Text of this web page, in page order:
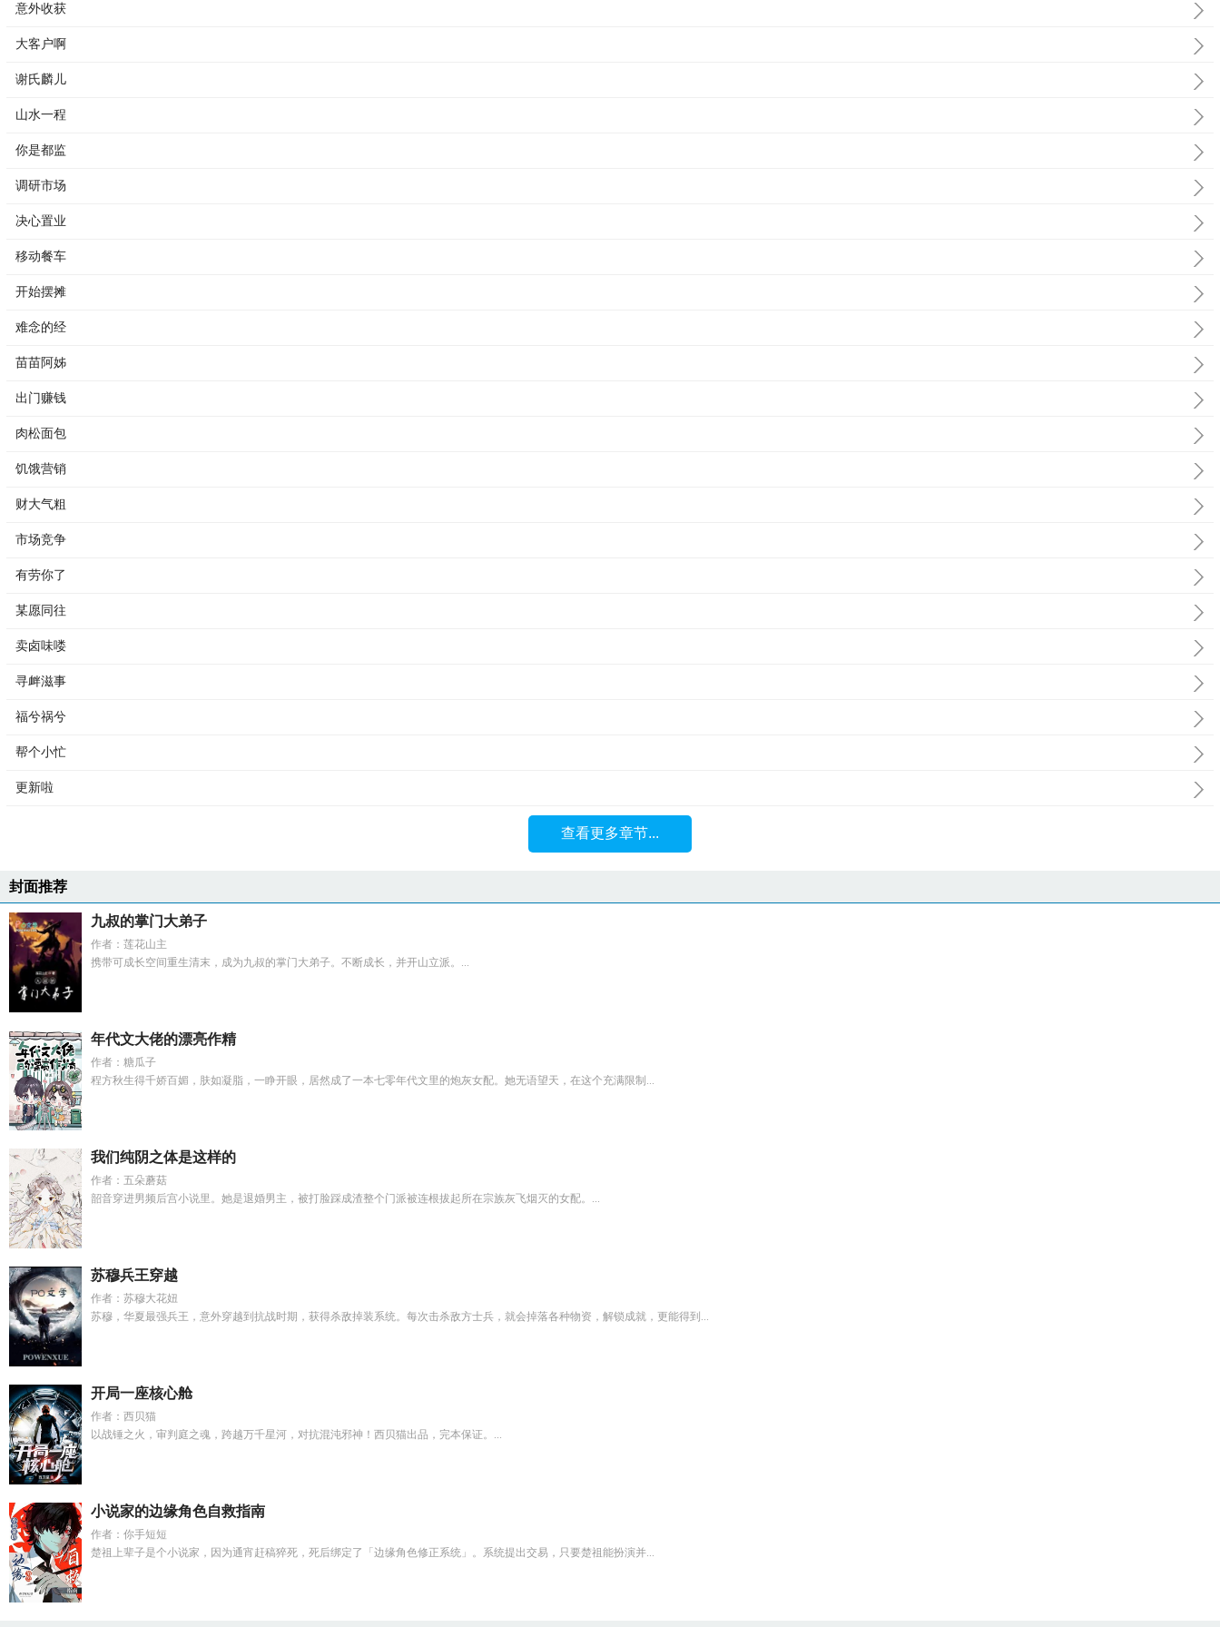
意外收获
大客户啊
谢氏麟儿
山水一程
你是都监
调研市场
决心置业
移动餐车
开始摆摊
难念的经
苗苗阿姊
出门赚钱
肉松面包
饥饿营销
财大气粗
市场竞争
有劳你了
某愿同往
卖卤味喽
寻衅滋事
福兮祸兮
帮个小忙
更新啦
查看更多章节...
封面推荐
九叔的掌门大弟子
作者：莲花山主
携带可成长空间重生清末，成为九叔的掌门大弟子。不断成长，并开山立派。...
年代文大佬的漂亮作精
作者：糖瓜子
程方秋生得千娇百媚，肤如凝脂，一睁开眼，居然成了一本七零年代文里的炮灰女配。她无语望天，在这个充满限制...
我们纯阴之体是这样的
作者：五朵蘑菇
韶音穿进男频后宫小说里。她是退婚男主，被打脸踩成渣整个门派被连根拔起所在宗族灰飞烟灭的女配。...
苏穆兵王穿越
作者：苏穆大花妞
苏穆，华夏最强兵王，意外穿越到抗战时期，获得杀敌掉装系统。每次击杀敌方士兵，就会掉落各种物资，解锁成就，更能得到...
开局一座核心舱
作者：西贝猫
以战锤之火，审判庭之魂，跨越万千星河，对抗混沌邪神！西贝猫出品，完本保证。...
小说家的边缘角色自救指南
作者：你手短短
楚祖上辈子是个小说家，因为通宵赶稿猝死，死后绑定了「边缘角色修正系统」。系统提出交易，只要楚祖能扮演并...